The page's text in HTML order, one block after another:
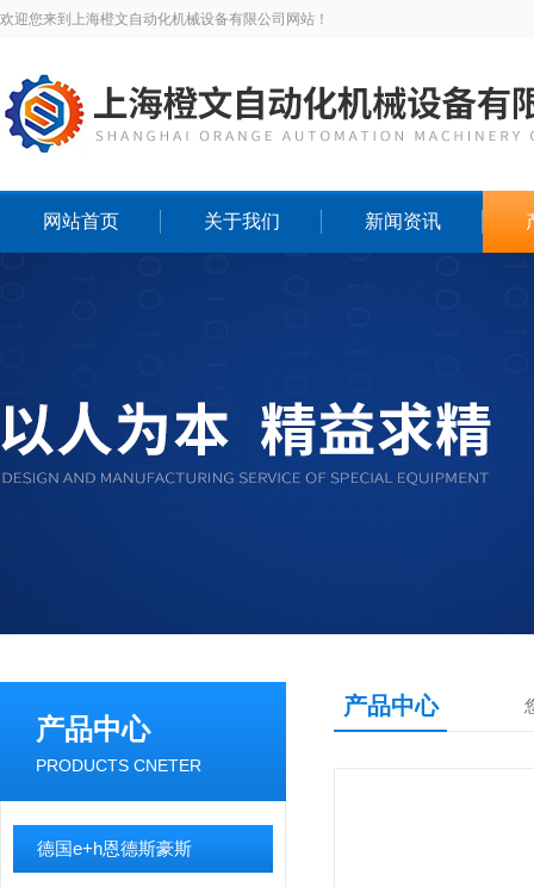
欢迎您来到上海橙文自动化机械设备有限公司网站！
网站首页 关于我们 新闻资讯
产品中心
PRODUCTS CNETER
德国e+h恩德斯豪斯
产品中心